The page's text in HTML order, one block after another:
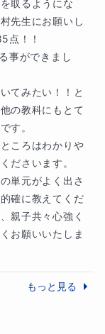
大切にしてい
させて、成績
持していくと
めて一度結果
に良くなり、
。そこからは
）を伝えてい
ていきます。
化学基礎の問
したい！とい
取るようにな
先生にお願いし
点！！
事ができまし
てみたい！！と
の教科にもとて
す。
ころはわかりや
ださいます。
単元がよく出さ
確に教えてくだ
親子共々心強く
お願いいたしま
もっと見る